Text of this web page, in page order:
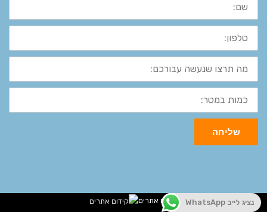
הצעת מחיר בקליק
שם:
טלפון:
מה
תרצו
עבורכם:
כמות
במטר:
נציג לייב WhatsApp